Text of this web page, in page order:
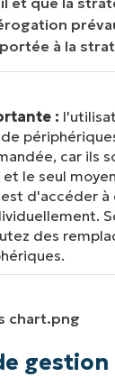
à la
:
car ils
le seul
d'accéder à
des
gestion